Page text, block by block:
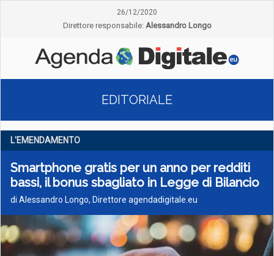
26/12/2020
Direttore responsabile: Alessandro Longo
EDITORIALE
L'EMENDAMENTO
Smartphone gratis per un anno per redditi
bassi, il bonus sbagliato in Legge di Bilancio
di Alessandro Longo, Direttore agendadigitale.eu